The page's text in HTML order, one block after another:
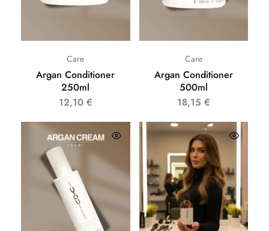
Care
Argan Conditioner
250ml
12,10 €
Care
Argan Conditioner
500ml
18,15 €